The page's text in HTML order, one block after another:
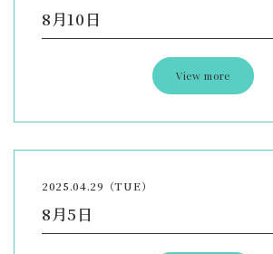
8月10日
View more
2025.04.29（TUE）
8月5日